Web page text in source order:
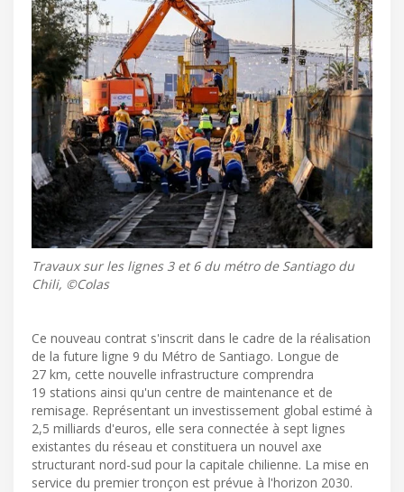
Travaux sur les lignes 3 et 6 du métro de Santiago du
Chili, ©Colas
Ce nouveau contrat s'inscrit dans le cadre de la réalisation
de la future ligne 9 du Métro de Santiago. Longue de
27 km, cette nouvelle infrastructure comprendra
19 stations ainsi qu'un centre de maintenance et de
remisage. Représentant un investissement global estimé à
2,5 milliards d'euros, elle sera connectée à sept lignes
existantes du réseau et constituera un nouvel axe
structurant nord-sud pour la capitale chilienne. La mise en
service du premier tronçon est prévue à l'horizon 2030.